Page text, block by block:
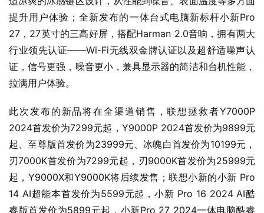
提升用户体验；全新发布的一体台式电脑新标杆小新Pro
27，27英寸的三高好屏，搭配Harman 2.0音响，拥有两大
行业领先认证——Wi-Fi无线双金牌认证以及超舒适噪声认
证，信号更强，噪音更小，兼具显示器的简洁和台机性能，
拉满用户体验。
此次发布的新品将在全渠道销售，联想拯救者Y7000P
2024首发价为7299元起，Y9000P 2024首发价为9899元
起、至尊版首发价为23999元、冰魄白首发价为10199元，
刃7000K首发价为7299元起，刃9000K首发价为25999元
起，Y9000X和Y9000K将后续发售；联想小新的小新 Pro
14 AI超能本首发价为5599元起，小新 Pro 16 2024 AI酷
睿版首发价为5899元起，小新Pro 27 2024一体电脑酷睿